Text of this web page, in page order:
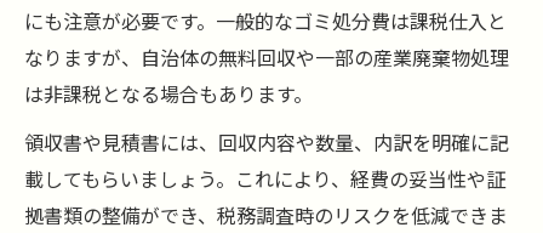
にも注意が必要です。一般的なゴミ処分費は課税仕入と
なりますが、自治体の無料回収や一部の産業廃棄物処理
は非課税となる場合もあります。
領収書や見積書には、回収内容や数量、内訳を明確に記
載してもらいましょう。これにより、経費の妥当性や証
拠書類の整備ができ、税務調査時のリスクを低減できま